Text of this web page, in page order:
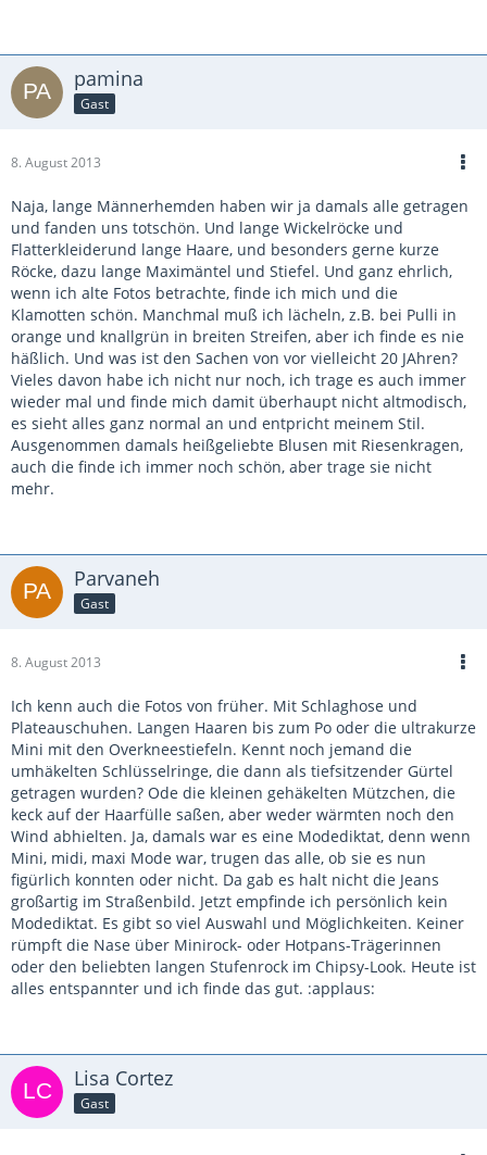
pamina
Gast
8. August 2013
Naja, lange Männerhemden haben wir ja damals alle getragen
und fanden uns totschön. Und lange Wickelröcke und
Flatterkleiderund lange Haare, und besonders gerne kurze
Röcke, dazu lange Maximäntel und Stiefel. Und ganz ehrlich,
wenn ich alte Fotos betrachte, finde ich mich und die
Klamotten schön. Manchmal muß ich lächeln, z.B. bei Pulli in
orange und knallgrün in breiten Streifen, aber ich finde es nie
häßlich. Und was ist den Sachen von vor vielleicht 20 JAhren?
Vieles davon habe ich nicht nur noch, ich trage es auch immer
wieder mal und finde mich damit überhaupt nicht altmodisch,
es sieht alles ganz normal an und entpricht meinem Stil.
Ausgenommen damals heißgeliebte Blusen mit Riesenkragen,
auch die finde ich immer noch schön, aber trage sie nicht
mehr.
Parvaneh
Gast
8. August 2013
Ich kenn auch die Fotos von früher. Mit Schlaghose und
Plateauschuhen. Langen Haaren bis zum Po oder die ultrakurze
Mini mit den Overkneestiefeln. Kennt noch jemand die
umhäkelten Schlüsselringe, die dann als tiefsitzender Gürtel
getragen wurden? Ode die kleinen gehäkelten Mützchen, die
keck auf der Haarfülle saßen, aber weder wärmten noch den
Wind abhielten. Ja, damals war es eine Modediktat, denn wenn
Mini, midi, maxi Mode war, trugen das alle, ob sie es nun
figürlich konnten oder nicht. Da gab es halt nicht die Jeans
großartig im Straßenbild. Jetzt empfinde ich persönlich kein
Modediktat. Es gibt so viel Auswahl und Möglichkeiten. Keiner
rümpft die Nase über Minirock- oder Hotpans-Trägerinnen
oder den beliebten langen Stufenrock im Chipsy-Look. Heute ist
alles entspannter und ich finde das gut. :applaus:
Lisa Cortez
Gast